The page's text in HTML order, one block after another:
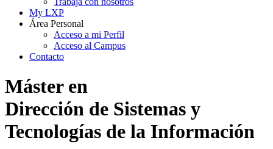
My LXP
Área Personal
Acceso a mi Perfil
Acceso al Campus
Contacto
Máster en
Dirección de Sistemas y
Tecnologías de la Información